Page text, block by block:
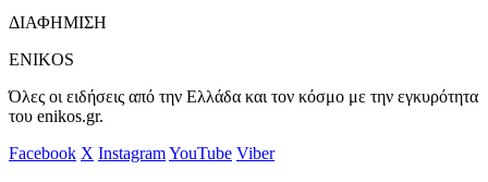
ΔΙΑΦΗΜΙΣΗ
ENIKOS
Όλες οι ειδήσεις από την Ελλάδα και τον κόσμο με την εγκυρότητα
του enikos.gr.
Facebook X InstagramYouTube Viber